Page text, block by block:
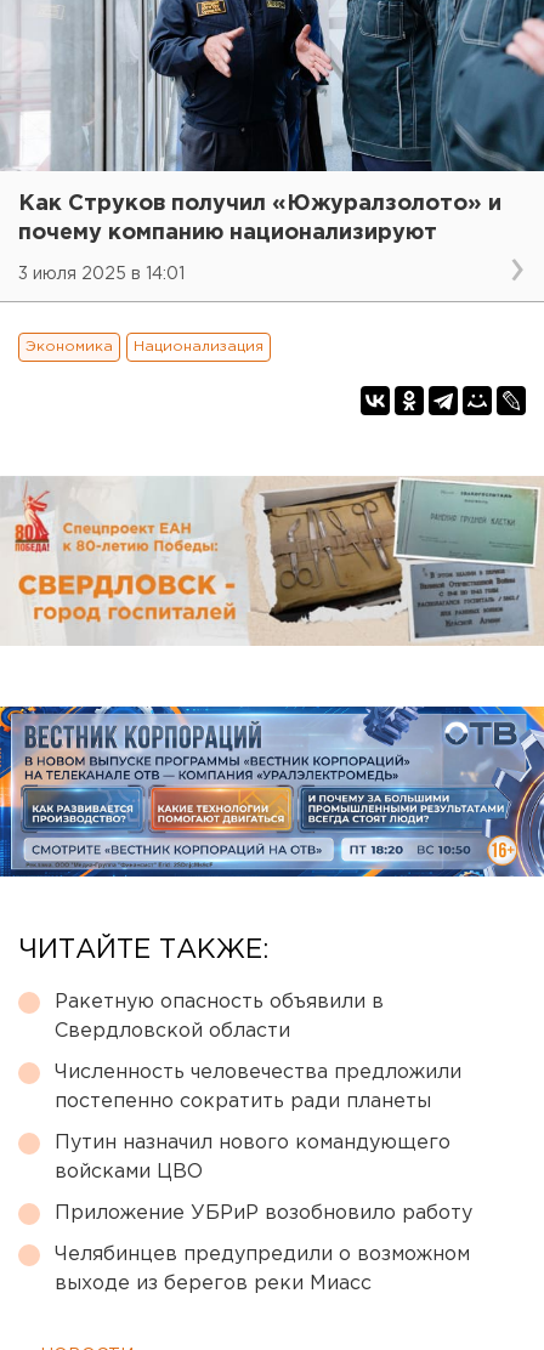
Как Струков получил «Южуралзолото» и
почему компанию национализируют
3 июля 2025 в 14:01
Экономика Национализация
ЧИТАЙТЕ ТАКЖЕ:
Ракетную опасность объявили в
Свердловской области
Численность человечества предложили
постепенно сократить ради планеты
Путин назначил нового командующего
войсками ЦВО
Приложение УБРиР возобновило работу
Челябинцев предупредили о возможном
выходе из берегов реки Миасс